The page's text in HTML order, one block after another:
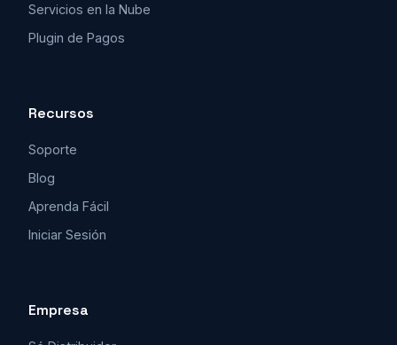
Servicios en la Nube
Plugin de Pagos
Recursos
Soporte
Blog
Aprenda Fácil
Iniciar Sesión
Empresa